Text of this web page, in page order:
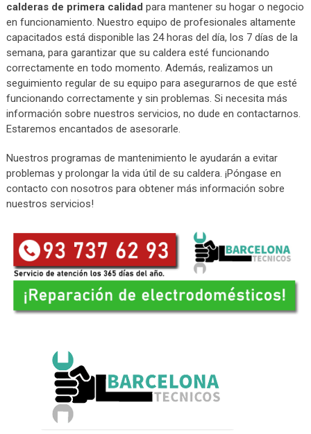
calderas de primera calidad para mantener su hogar o negocio
en funcionamiento. Nuestro equipo de profesionales altamente
capacitados está disponible las 24 horas del día, los 7 días de la
semana, para garantizar que su caldera esté funcionando
correctamente en todo momento. Además, realizamos un
seguimiento regular de su equipo para asegurarnos de que esté
funcionando correctamente y sin problemas. Si necesita más
información sobre nuestros servicios, no dude en contactarnos.
Estaremos encantados de asesorarle.
Nuestros programas de mantenimiento le ayudarán a evitar
problemas y prolongar la vida útil de su caldera. ¡Póngase en
contacto con nosotros para obtener más información sobre
nuestros servicios!